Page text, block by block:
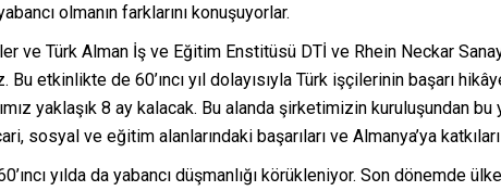
olmanın farklarını konuşuyorlar.
ve Türk Alman İş ve Eğitim Enstitüsü DTİ ve Rhein Neckar
Bu etkinlikte de 60’ıncı yıl dolayısıyla Türk işçilerinin başarı
yaklaşık 8 ay kalacak. Bu alanda şirketimizin kuruluşundan
sosyal ve eğitim alanlarındaki başarıları ve Almanya’ya
yılda da yabancı düşmanlığı körükleniyor. Son